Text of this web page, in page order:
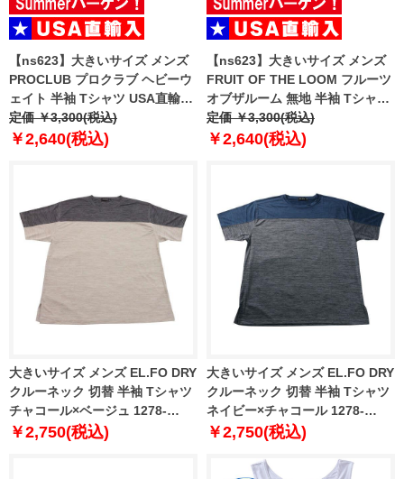
【ns623】大きいサイズ メンズ
PROCLUB プロクラブ ヘビーウ
ェイト 半袖 Tシャツ USA直輸入
101
定価 ￥3,300(税込)
￥2,640(税込)
【ns623】大きいサイズ メンズ
FRUIT OF THE LOOM フルーツ
オブザルーム 無地 半袖 Tシャツ
USA直輸入 80239300
定価 ￥3,300(税込)
￥2,640(税込)
大きいサイズ メンズ EL.FO DRY
クルーネック 切替 半袖 Tシャツ
チャコール×ベージュ 1278-
6707-1 3L 4L 5L 6L 8L
￥2,750(税込)
大きいサイズ メンズ EL.FO DRY
クルーネック 切替 半袖 Tシャツ
ネイビー×チャコール 1278-
6707-3 3L 4L 5L 6L 8L
￥2,750(税込)